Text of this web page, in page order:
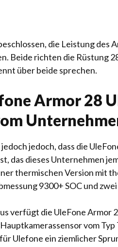
die Leistung des
Beide richten die Rüstung
über beide sprechen.
Armor 28
jedoch, dass die
das dieses Unternehmen
thermischen Version mit
9300+ SOC und
verfügt die UleFone Armor
vom
Ulefone ein ziemlicher